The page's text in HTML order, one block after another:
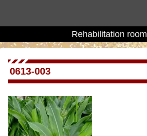
Rehabilitation room
0613-003